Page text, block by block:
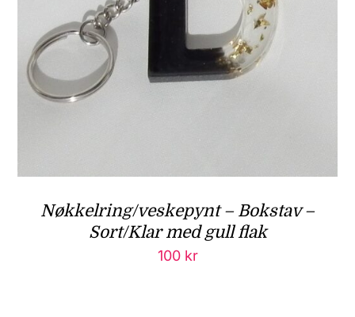
Nøkkelring/veskepynt – Bokstav –
Sort/Klar med gull flak
100 kr